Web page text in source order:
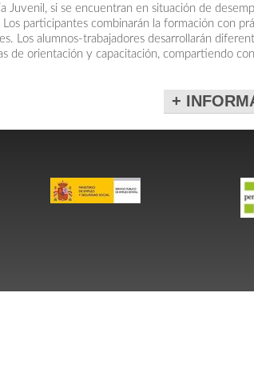
Juvenil, si se encuentran en situación de
participantes combinarán la formación con
Los alumnos-trabajadores desarrollarán
de orientación y capacitación, compartiendo
+